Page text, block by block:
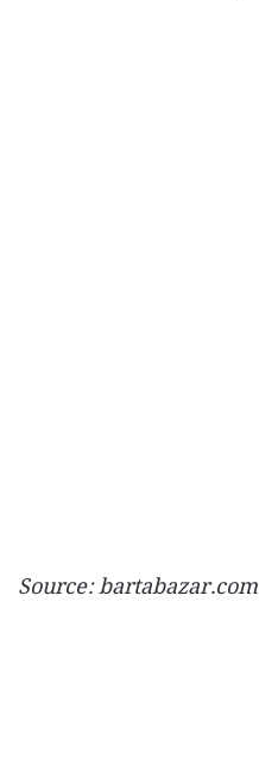
Source: bartabazar.com